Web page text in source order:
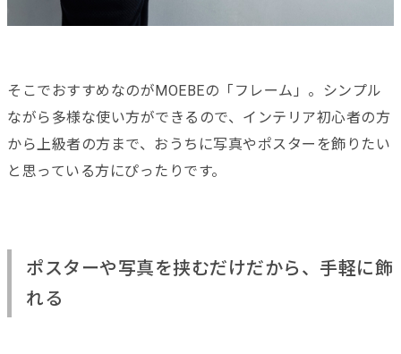
そこでおすすめなのがMOEBEの「フレーム」。シンプル
ながら多様な使い方ができるので、インテリア初心者の方
から上級者の方まで、おうちに写真やポスターを飾りたい
と思っている方にぴったりです。
ポスターや写真を挟むだけだから、手軽に飾
れる